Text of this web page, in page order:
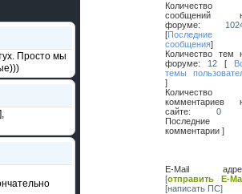
Просто мы
Количество
сообщений
форуме:
[Последние
сообщения]
Количество тем
форуме: 12 [
темы
]
Количество
комментариев
сайте:0
Последние
комментарии ]
E-Mail
[отправить E-
[написать ПС]